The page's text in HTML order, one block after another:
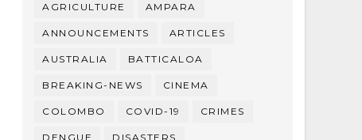
AGRICULTURE AMPARA
ANNOUNCEMENTS ARTICLES
AUSTRALIA BATTICALOA
BREAKING-NEWS CINEMA
COLOMBO COVID-19 CRIMES
DENGUE DISASTERS